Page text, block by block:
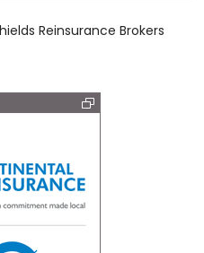
Reinsurance Brokers